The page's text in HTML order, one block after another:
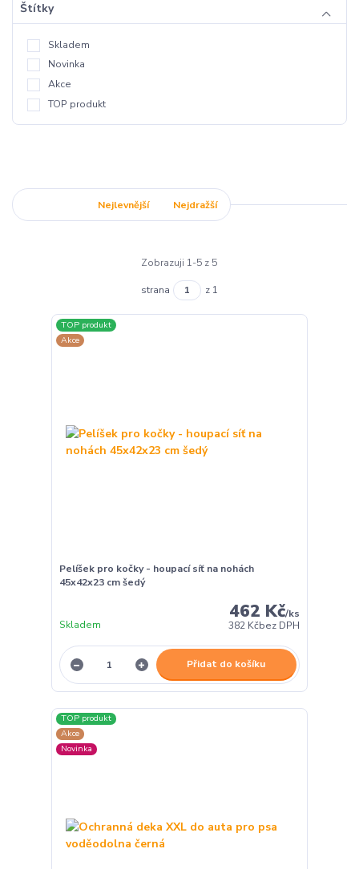
Štítky
Skladem
Novinka
Akce
TOP produkt
Nejlevnější Nejdražší
Zobrazuji 1-5 z 5
strana z 1
TOP produkt
Akce
Pelíšek pro kočky - houpací síť na nohách
45x42x23 cm šedý
462 Kč/ks
382 Kčbez DPH
Skladem
Přidat do košíku
TOP produkt
Akce
Novinka